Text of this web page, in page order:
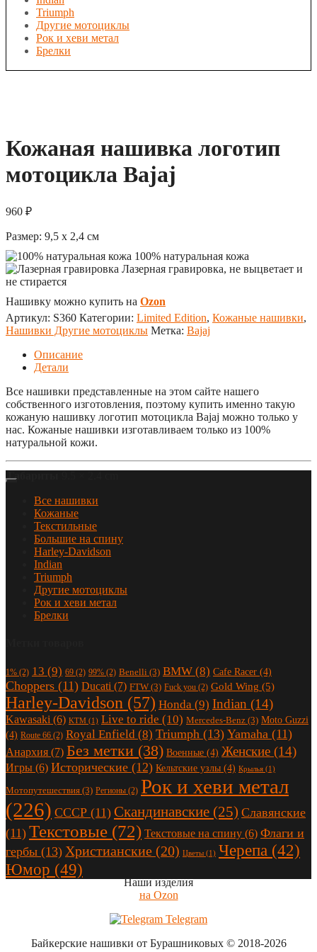
Triumph
Другие мотоциклы
Рок и хеви метал
Брелки
Кожаная нашивка логотип
мотоцикла Bajaj
960 ₽
Размер: 9,5 x 2,4 см
100% натуральная кожа
Лазерная гравировка, не выцветает и
не стирается
Нашивку можно купить на Ozon
Артикул: S360 Категории: Limited Edition, Кожаные нашивки,
Нашивки Другие мотоциклы Метка: Bajaj
Описание
Детали
Все нашивки представленные на этом сайте нашего
собственного изготовления, поэтому купить именно такую
кожаную нашивку логотип мотоцикла Bajaj можно только у
нас. Кожаные нашивки изготавливаем только из 100%
натуральной кожи.
Габариты
Все нашивки
Кожаные
Текстильные
Большие на спину
Harley-Davidson
Indian
Triumph
Другие мотоциклы
Рок и хеви метал
Брелки
1% (2) 13 (9) 69 (2) 99% (2) Benelli (3) BMW (8) Cafe Racer (4)
Choppers (11) Ducati (7) FTW (3) Fuck you (2) Gold Wing (5)
Harley-Davidson (57) Honda (9) Indian (14)
Kawasaki (6) KTM (1) Live to ride (10) Mercedes-Benz (3) Moto Guzzi
(4) Route 66 (2) Royal Enfield (8) Triumph (13) Yamaha (11)
Анархия (7) Без метки (38) Военные (4) Женские (14)
Игры (6) Исторические (12) Кельтские узлы (4) Крылья (1)
Мотопутешествия (3) Регионы (2) Рок и хеви метал
(226) СССР (11) Скандинавские (25) Славянские
(11) Текстовые (72) Текстовые на спину (6) Флаги и
гербы (13) Христианские (20) Цветы (1) Черепа (42)
Юмор (49)
Наши изделия
на Ozon
Telegram
Байкерские нашивки от Бурашниковых© 2018-2026